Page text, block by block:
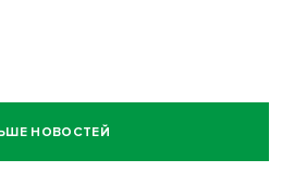
НОВОСТЕЙ